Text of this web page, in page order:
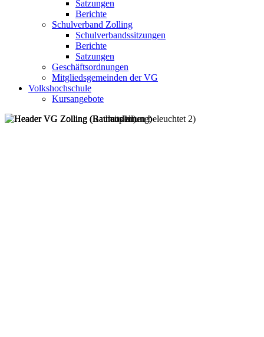
Satzungen
Berichte
Schulverband Zolling
Schulverbandssitzungen
Berichte
Satzungen
Geschäftsordnungen
Mitgliedsgemeinden der VG
Volkshochschule
Kursangebote